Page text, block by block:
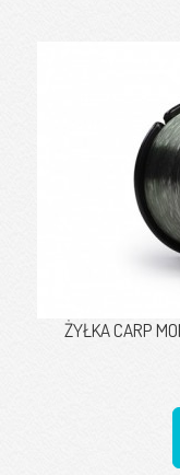
ŻYŁKA CARP